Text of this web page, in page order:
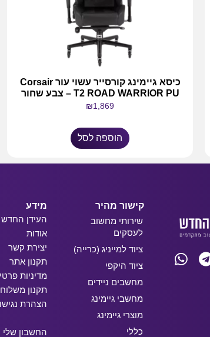
כיסא גיימינג קורסייר עשוי עור Corsair
T2 ROAD WARRIOR PU – צבע שחור
₪1,869
הוספה לסל
קישור מהיר
שירותי מחשוב
לעסקים
ציוד למייניג (כרייה)
ציוד היקפי
מחשבים ניידים
מחשבי גיימינג
מוצרי גיימינג
כללי
מידע
העידן החדש
אודות
יצירת קשר
תקנון אתר
מדיניות
תקנון
הצהרת
החשבון שלי